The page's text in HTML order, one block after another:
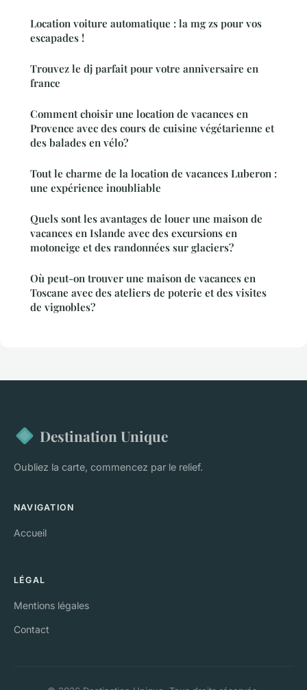
Location voiture automatique : la mg zs pour vos
escapades !
Trouvez le dj parfait pour votre anniversaire en
france
Comment choisir une location de vacances en
Provence avec des cours de cuisine végétarienne et
des balades en vélo?
Tout le charme de la location de vacances Luberon :
une expérience inoubliable
Quels sont les avantages de louer une maison de
vacances en Islande avec des excursions en
motoneige et des randonnées sur glaciers?
Où peut-on trouver une maison de vacances en
Toscane avec des ateliers de poterie et des visites
de vignobles?
Destination Unique
Oubliez la carte, commencez par le relief.
NAVIGATION
Accueil
LÉGAL
Mentions légales
Contact